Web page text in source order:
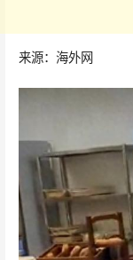
来源：海外网